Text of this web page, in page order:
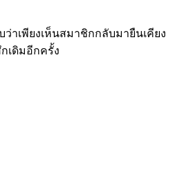
าเพียงเห็นสมาชิกกลับมายืนเคียง
เดิมอีกครั้ง